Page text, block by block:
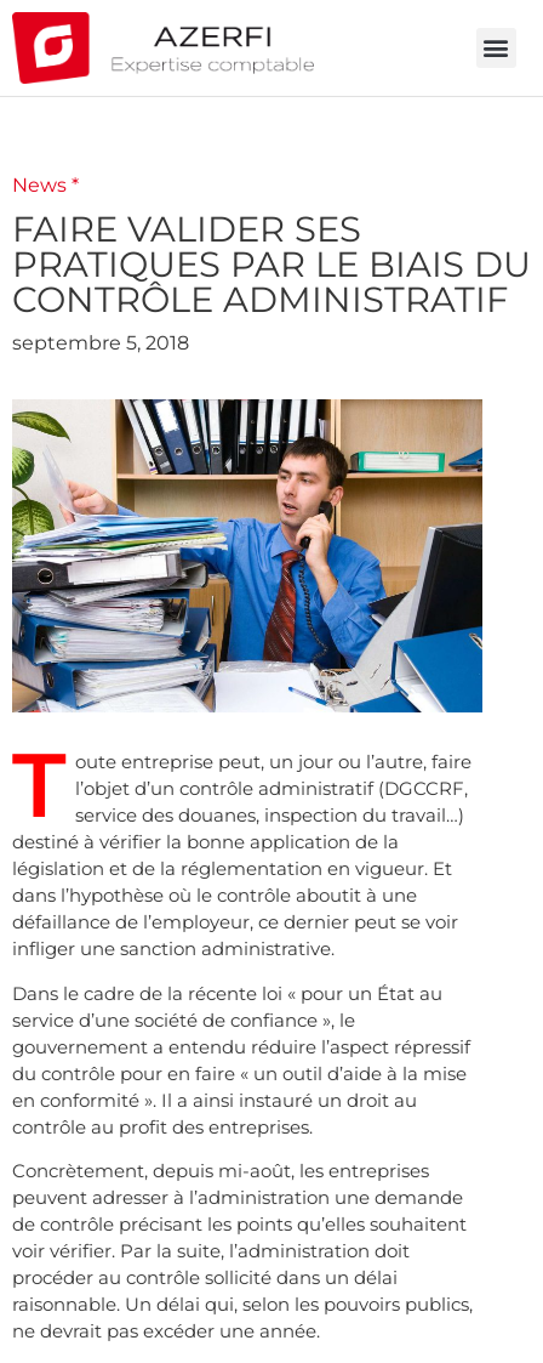
News *
FAIRE VALIDER SES
PRATIQUES PAR LE BIAIS DU
CONTRÔLE ADMINISTRATIF
septembre 5, 2018
T oute entreprise peut, un jour ou l’autre, faire
l’objet d’un contrôle administratif (DGCCRF,
service des douanes, inspection du travail…)
destiné à vérifier la bonne application de la
législation et de la réglementation en vigueur. Et
dans l’hypothèse où le contrôle aboutit à une
défaillance de l’employeur, ce dernier peut se voir
infliger une sanction administrative.
Dans le cadre de la récente loi « pour un État au
service d’une société de confiance », le
gouvernement a entendu réduire l’aspect répressif
du contrôle pour en faire « un outil d’aide à la mise
en conformité ». Il a ainsi instauré un droit au
contrôle au profit des entreprises.
Concrètement, depuis mi-août, les entreprises
peuvent adresser à l’administration une demande
de contrôle précisant les points qu’elles souhaitent
voir vérifier. Par la suite, l’administration doit
procéder au contrôle sollicité dans un délai
raisonnable. Un délai qui, selon les pouvoirs publics,
ne devrait pas excéder une année.